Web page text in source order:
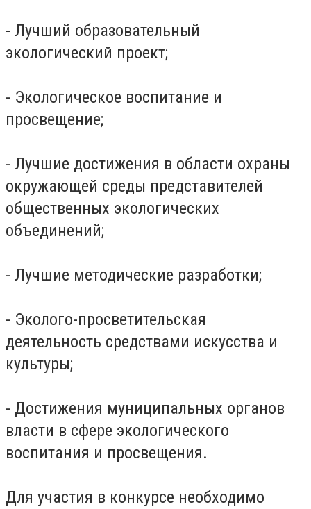
- Лучший образовательный
экологический проект;
- Экологическое воспитание и
просвещение;
- Лучшие достижения в области охраны
окружающей среды представителей
общественных экологических
объединений;
- Лучшие методические разработки;
- Эколого-просветительская
деятельность средствами искусства и
культуры;
- Достижения муниципальных органов
власти в сфере экологического
воспитания и просвещения.
Для участия в конкурсе необходимо